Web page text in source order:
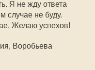
Я не жду ответа
случае не буду.
Желаю успехов!
Воробьева